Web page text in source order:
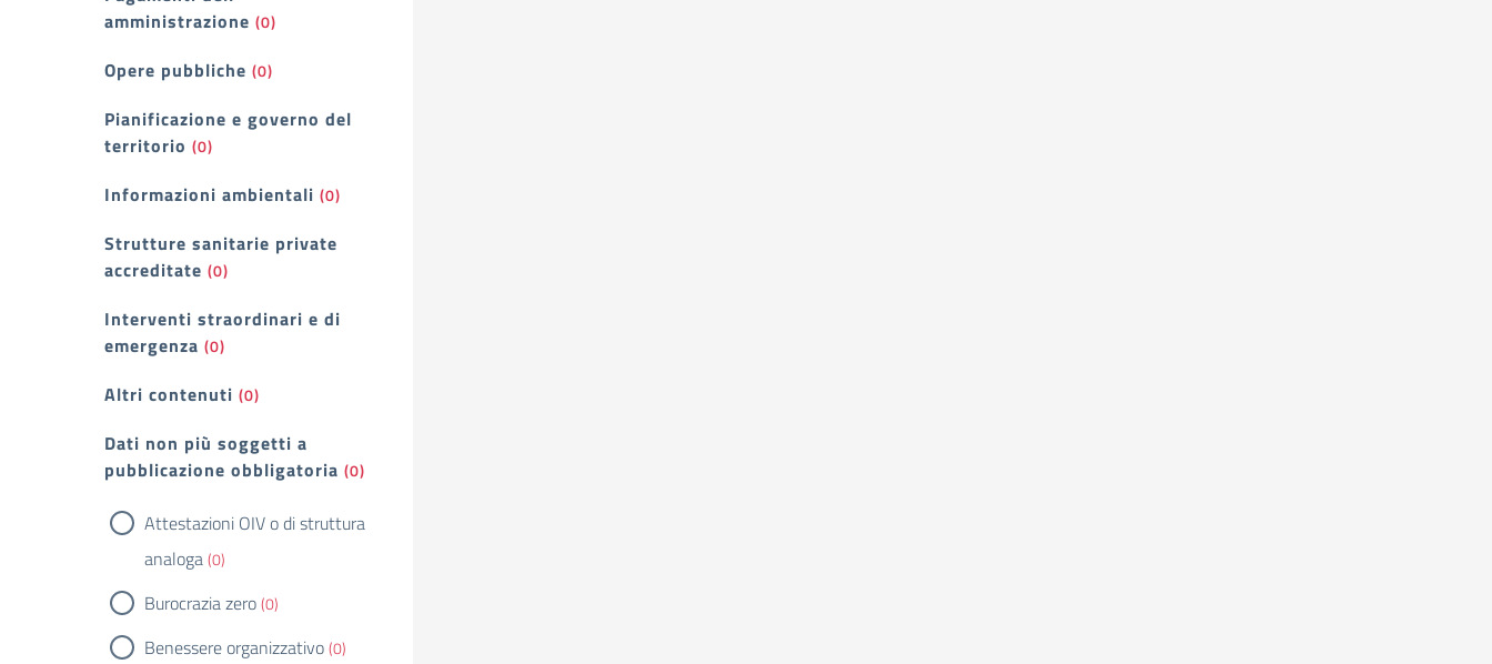
amministrazione (0)
Opere pubbliche (0)
Pianificazione e governo del
territorio (0)
Informazioni ambientali (0)
Strutture sanitarie private
accreditate (0)
Interventi straordinari e di
emergenza (0)
Altri contenuti (0)
Dati non più soggetti a
pubblicazione obbligatoria (0)
Attestazioni OIV o di struttura
analoga(0)
Burocrazia zero(0)
Benessere organizzativo(0)